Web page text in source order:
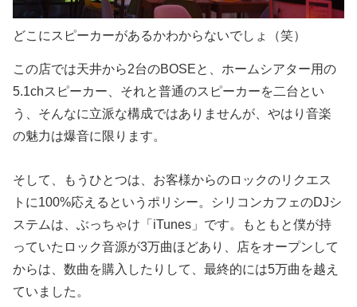
どこにスピーカーがあるかわからないでしょ（笑）
この店では天井から2台のBOSEと、ホームシアター用の
5.1chスピーカー、それと普通のスピーカーを二台とい
う、そんなに立派な構成ではありませんが、やはり音楽
の魅力は爆音に限ります。
そして、もうひとつは、お客様からのロックのリクエス
トに100%応えるというポリシー。シリコンカフェのDJシ
ステムは、ぶっちゃけ「iTunes」です。もともと僕が持
っていたロック音源が3万曲ほどあり、店をオープンして
からは、数曲を購入したりして、最終的には5万曲を越え
ていました。